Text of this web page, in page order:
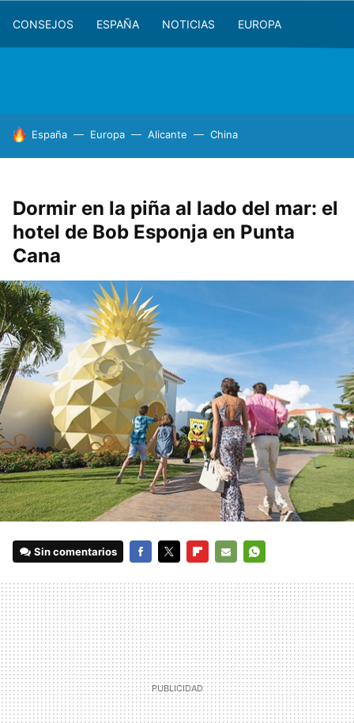
CONSEJOS ESPAÑA NOTICIAS EUROPA
HOY SE HABLA DE
España Europa Alicante China
Dormir en la piña al lado del mar: el
hotel de Bob Esponja en Punta
Cana
Sin comentarios
MAIL